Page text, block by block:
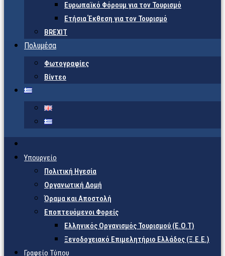
Ευρωπαϊκό Φόρουμ για τον Τουρισμό
Ετήσια Έκθεση για τον Τουρισμό
BREXIT
Πολυμέσα
Φωτογραφίες
Βίντεο
Υπουργείο
Πολιτική Ηγεσία
Οργανωτική Δομή
Όραμα και Αποστολή
Εποπτευόμενοι Φορείς
Eλληνικός Οργανισμός Τουρισμού (Ε.Ο.Τ)
Ξενοδοχειακό Επιμελητήριο Ελλάδος (Ξ.Ε.Ε.)
Γραφείο Τύπου